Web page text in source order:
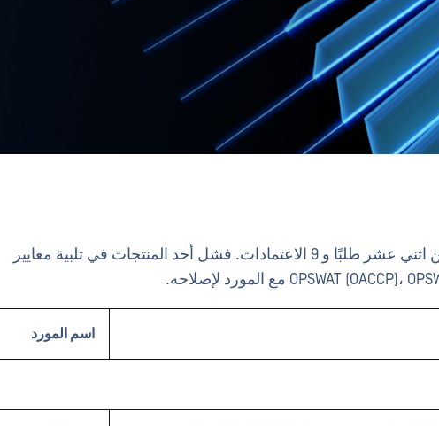
في شهر يونيو، تم تقديم أكثر من اثني عشر طلبًا و 9 الاعتمادات. فشل أحد المنتجات في تلبية معايير
اسم المورد